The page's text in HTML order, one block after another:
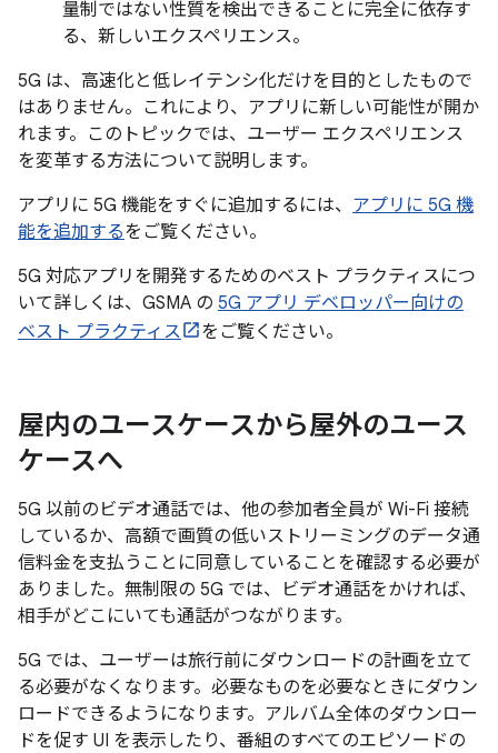
量制ではない性質を検出できることに完全に依存す
る、新しいエクスペリエンス。
5G は、高速化と低レイテンシ化だけを目的としたもので
はありません。これにより、アプリに新しい可能性が開か
れます。このトピックでは、ユーザー エクスペリエンス
を変革する方法について説明します。
アプリに 5G 機能をすぐに追加するには、 アプリに 5G 機
能を追加するをご覧ください。
5G 対応アプリを開発するためのベスト プラクティスにつ
いて詳しくは、GSMA の 5G アプリ デベロッパー向けの
ベスト プラクティス
をご覧ください。
屋内のユースケースから屋外のユース
ケースへ
5G 以前のビデオ通話では、他の参加者全員が Wi-Fi 接続
しているか、高額で画質の低いストリーミングのデータ通
信料金を支払うことに同意していることを確認する必要が
ありました。無制限の 5G では、ビデオ通話をかければ、
相手がどこにいても通話がつながります。
5G では、ユーザーは旅行前にダウンロードの計画を立て
る必要がなくなります。必要なものを必要なときにダウン
ロードできるようになります。アルバム全体のダウンロー
ドを促す UI を表示したり、番組のすべてのエピソードの